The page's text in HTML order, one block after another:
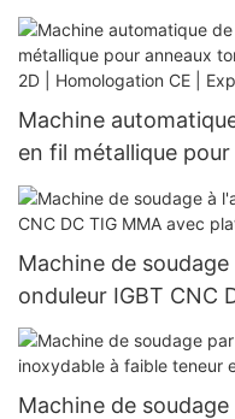
industriel
Machine
en fil métallique pour
Formage de fil CNC
Exportation de
Machine de
onduleur IGBT CNC
forme de travail
Machine de